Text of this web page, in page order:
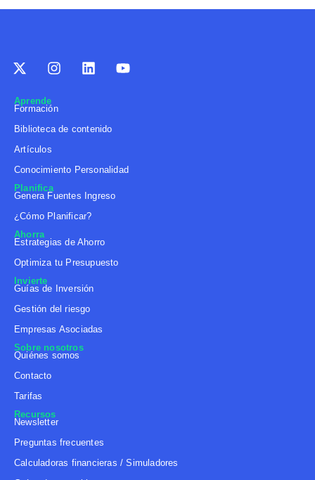
Aprende
Formación
Biblioteca de contenido
Artículos
Conocimiento Personalidad
Planifica
Genera Fuentes Ingreso
¿Cómo Planificar?
Ahorra
Estrategias de Ahorro
Optimiza tu Presupuesto
Invierte
Guías de Inversión
Gestión del riesgo
Empresas Asociadas
Sobre nosotros
Quiénes somos
Contacto
Tarifas
Recursos
Newsletter
Preguntas frecuentes
Calculadoras financieras / Simuladores